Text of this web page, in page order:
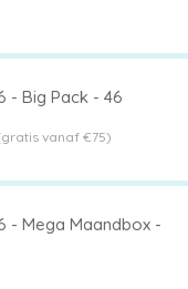
- Big Pack - 46
vanaf €75)
- Mega Maandbox -